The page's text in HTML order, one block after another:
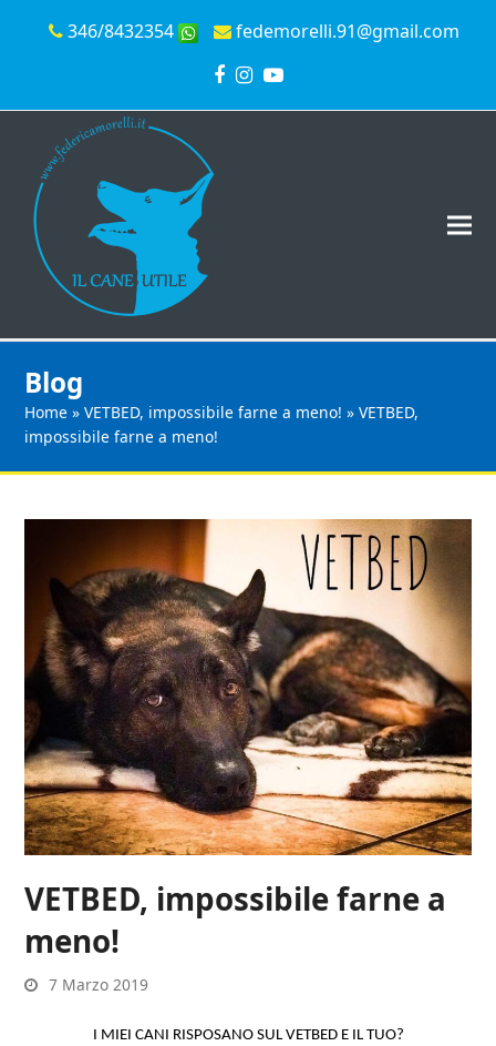
346/8432354 fedemorelli.91@gmail.com
Facebook
Instagram
YouTube
Blog
Home »VETBED, impossibile farne a meno! »VETBED,
impossibile farne a meno!
VETBED, impossibile farne a
meno!
7 Marzo 2019
I MIEI CANI RISPOSANO SUL VETBED E IL TUO?